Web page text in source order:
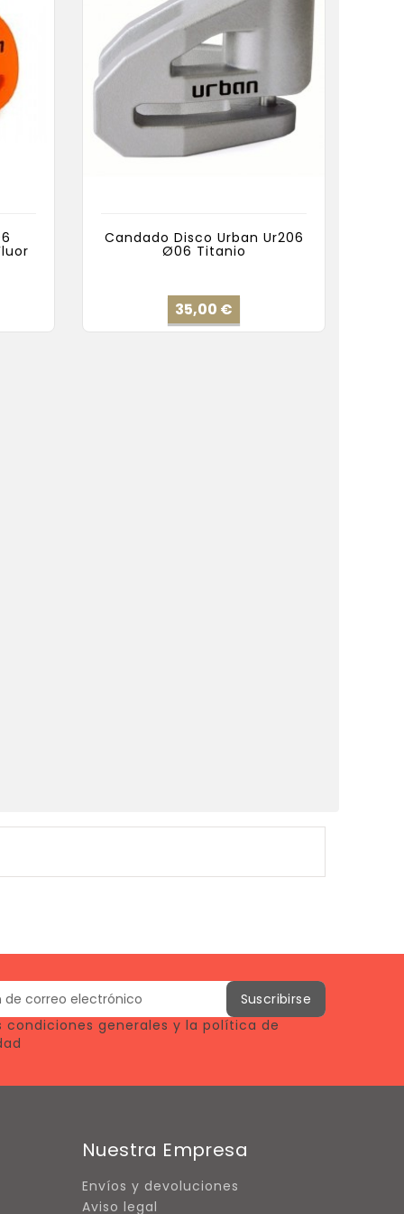
Candado Disco Urban Ur206
Ø06 Titanio
35,00 €
condiciones generales y la política de
Nuestra Empresa
Envíos y devoluciones
Aviso legal